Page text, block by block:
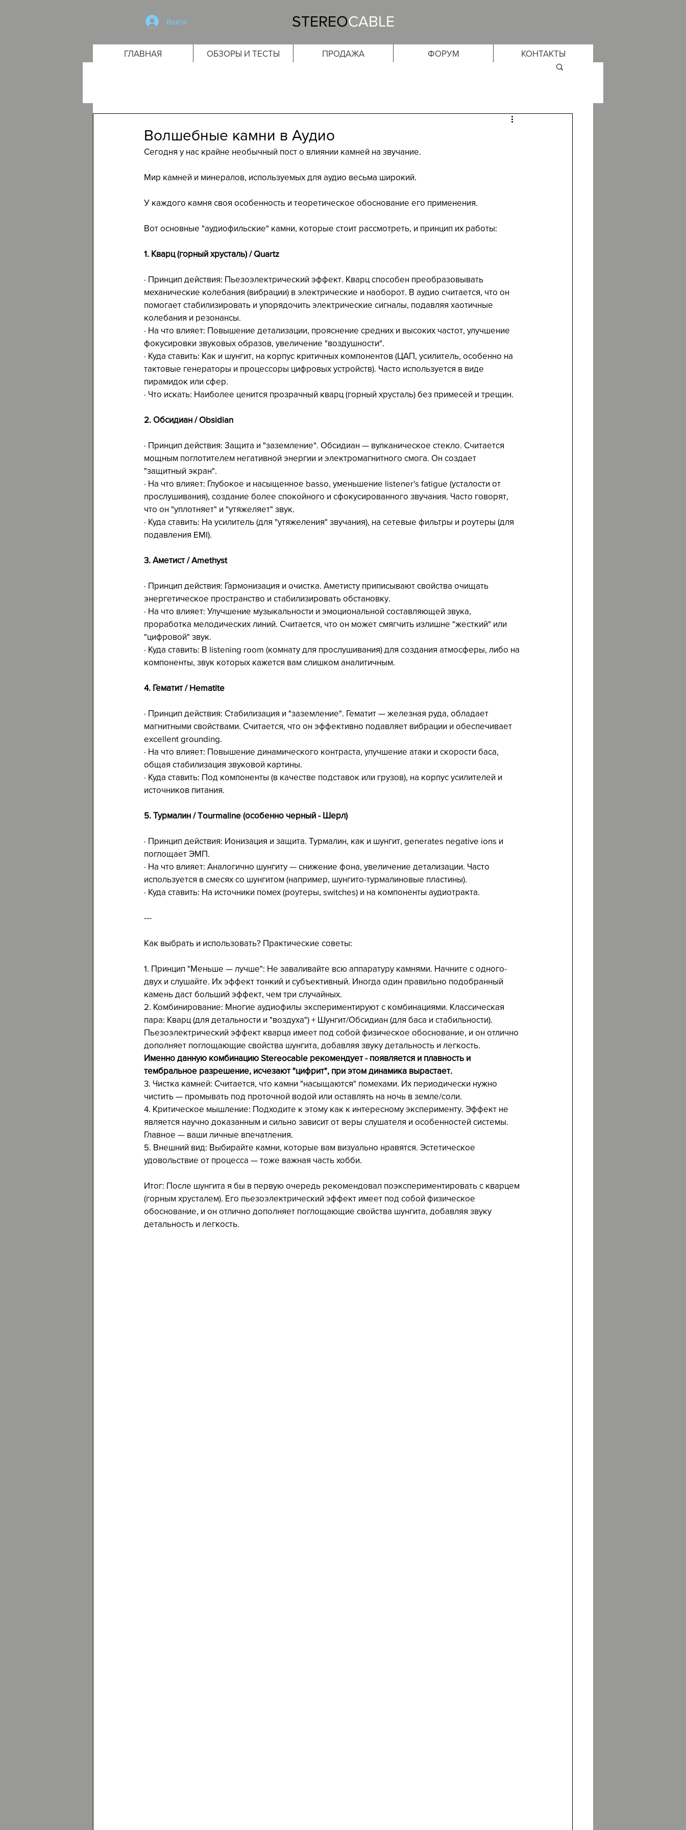
Войти STEREOCABLE
ГЛАВНАЯ ОБЗОРЫ И ТЕСТЫ ПРОДАЖА ФОРУМ КОНТАКТЫ
Волшебные камни в Аудио
Сегодня у нас крайне необычный пост о влиянии камней на звучание.
Мир камней и минералов, используемых для аудио весьма широкий.
У каждого камня своя особенность и теоретическое обоснование его применения.
Вот основные "аудиофильские" камни, которые стоит рассмотреть, и принцип их работы:
1. Кварц (горный хрусталь) / Quartz
· Принцип действия: Пьезоэлектрический эффект. Кварц способен преобразовывать
механические колебания (вибрации) в электрические и наоборот. В аудио считается, что он
помогает стабилизировать и упорядочить электрические сигналы, подавляя хаотичные
колебания и резонансы.
· На что влияет: Повышение детализации, прояснение средних и высоких частот, улучшение
фокусировки звуковых образов, увеличение "воздушности".
· Куда ставить: Как и шунгит, на корпус критичных компонентов (ЦАП, усилитель, особенно на
тактовые генераторы и процессоры цифровых устройств). Часто используется в виде
пирамидок или сфер.
· Что искать: Наиболее ценится прозрачный кварц (горный хрусталь) без примесей и трещин.
2. Обсидиан / Obsidian
· Принцип действия: Защита и "заземление". Обсидиан — вулканическое стекло. Считается
мощным поглотителем негативной энергии и электромагнитного смога. Он создает
"защитный экран".
· На что влияет: Глубокое и насыщенное basso, уменьшение listener's fatigue (усталости от
прослушивания), создание более спокойного и сфокусированного звучания. Часто говорят,
что он "уплотняет" и "утяжеляет" звук.
· Куда ставить: На усилитель (для "утяжеления" звучания), на сетевые фильтры и роутеры (для
подавления EMI).
3. Аметист / Amethyst
· Принцип действия: Гармонизация и очистка. Аметисту приписывают свойства очищать
энергетическое пространство и стабилизировать обстановку.
· На что влияет: Улучшение музыкальности и эмоциональной составляющей звука,
проработка мелодических линий. Считается, что он может смягчить излишне "жесткий" или
"цифровой" звук.
· Куда ставить: В listening room (комнату для прослушивания) для создания атмосферы, либо на
компоненты, звук которых кажется вам слишком аналитичным.
4. Гематит / Hematite
· Принцип действия: Стабилизация и "заземление". Гематит — железная руда, обладает
магнитными свойствами. Считается, что он эффективно подавляет вибрации и обеспечивает
excellent grounding.
· На что влияет: Повышение динамического контраста, улучшение атаки и скорости баса,
общая стабилизация звуковой картины.
· Куда ставить: Под компоненты (в качестве подставок или грузов), на корпус усилителей и
источников питания.
5. Турмалин / Tourmaline (особенно черный - Шерл)
· Принцип действия: Ионизация и защита. Турмалин, как и шунгит, generates negative ions и
поглощает ЭМП.
· На что влияет: Аналогично шунгиту — снижение фона, увеличение детализации. Часто
используется в смесях со шунгитом (например, шунгито-турмалиновые пластины).
· Куда ставить: На источники помех (роутеры, switches) и на компоненты аудиотракта.
---
Как выбрать и использовать? Практические советы:
1. Принцип "Меньше — лучше": Не заваливайте всю аппаратуру камнями. Начните с одного-
двух и слушайте. Их эффект тонкий и субъективный. Иногда один правильно подобранный
камень даст больший эффект, чем три случайных.
2. Комбинирование: Многие аудиофилы экспериментируют с комбинациями. Классическая
пара: Кварц (для детальности и "воздуха") + Шунгит/Обсидиан (для баса и стабильности).
Пьезоэлектрический эффект кварца имеет под собой физическое обоснование, и он отлично
дополняет поглощающие свойства шунгита, добавляя звуку детальность и легкость.
Именно данную комбинацию Stereocable рекомендует - появляется и плавность и
тембральное разрешение, исчезают "цифрит", при этом динамика вырастает.
3. Чистка камней: Считается, что камни "насыщаются" помехами. Их периодически нужно
чистить — промывать под проточной водой или оставлять на ночь в земле/соли.
4. Критическое мышление: Подходите к этому как к интересному эксперименту. Эффект не
является научно доказанным и сильно зависит от веры слушателя и особенностей системы.
Главное — ваши личные впечатления.
5. Внешний вид: Выбирайте камни, которые вам визуально нравятся. Эстетическое
удовольствие от процесса — тоже важная часть хобби.
Итог: После шунгита я бы в первую очередь рекомендовал поэкспериментировать с кварцем
(горным хрусталем). Его пьезоэлектрический эффект имеет под собой физическое
обоснование, и он отлично дополняет поглощающие свойства шунгита, добавляя звуку
детальность и легкость.